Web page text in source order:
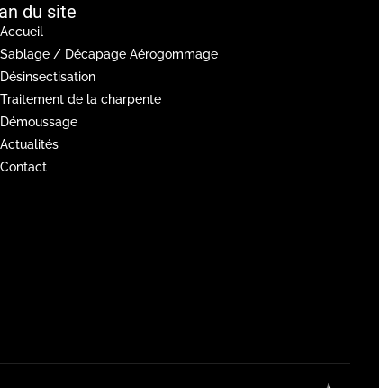
du site
Accueil
Sablage / Décapage Aérogommage
Désinsectisation
Traitement de la charpente
Démoussage
Actualités
Contact